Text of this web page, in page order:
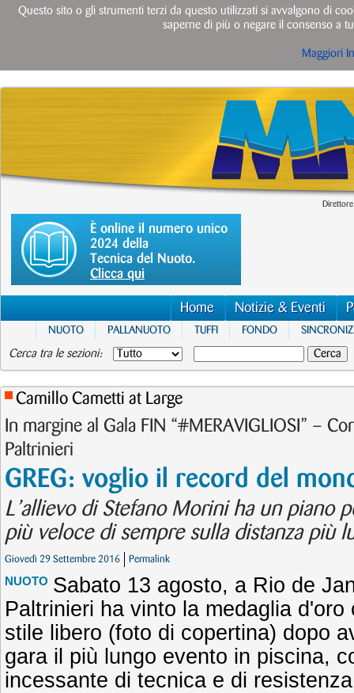
È online il numero unico
2024 della
Tecnica del Nuoto.
Clicca qui
Home Notizie & Eventi
NUOTO PALLANUOTO TUFFI FONDO
Cerca tra le sezioni:
Camillo Cametti at Large
In margine al Gala FIN “#MERAVIGLIOSI” –
Paltrinieri
GREG: voglio il record del
L’allievo di Stefano Morini ha un piano
più veloce di sempre sulla distanza più
Giovedì 29 Settembre 2016 Permalink
NUOTO Sabato 13 agosto, a Rio de
Paltrinieri ha vinto la medaglia
stile libero (foto di copertina) dopo
gara il più lungo evento in piscina,
incessante di tecnica e di
Questo sito o gli strumenti terzi da questo utilizzati si avvalgono di
saperne di più o negare il consenso a
Maggiori